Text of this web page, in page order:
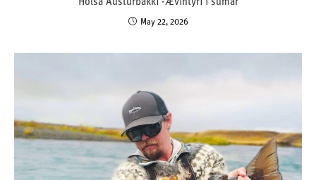
Hólsá Austurbakki -Ævintýri í sumar
May 22, 2026